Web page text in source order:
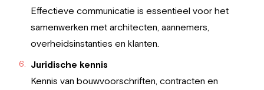
Effectieve communicatie is essentieel voor het
samenwerken met architecten, aannemers,
overheidsinstanties en klanten.
Juridische kennis
Kennis van bouwvoorschriften, contracten en